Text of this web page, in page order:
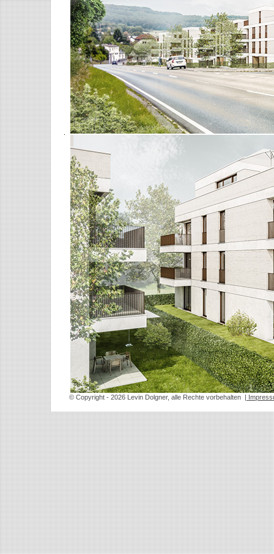
© Copyright - 2026 Levin Dolgner, alle Rechte vorbehalten |